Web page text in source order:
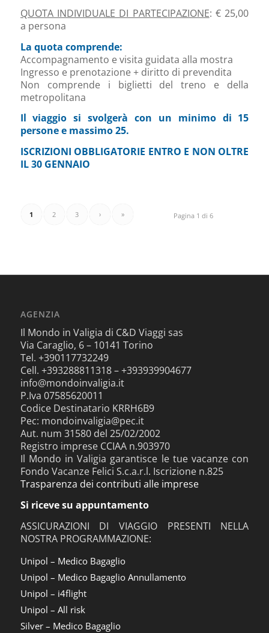
QUOTA INDIVIDUALE DI PARTECIPAZIONE: € 25,00
a persona
La quota comprende:
Accompagnamento e visita guidata alla mostra
Ingresso e prenotazione + diritto di prevendita
Non comprende i biglietti del treno e della
metropolitana
Il viaggio si svolgerà con un minimo di 15
persone e massimo 25.
ISCRIZIONI OBBLIGATORIE ENTRO E NON OLTRE
IL 30 GENNAIO
Pagina 1 di 6
1 2 3 › »
AGENZIA
Il Mondo in Valigia di C&D Viaggi sas
Via Caraglio, 6 – 10141 Torino
Tel. +390117732249
Cell. +393288811318 – +393939904677
info@mondoinvaligia.it
P.Iva 07585620011
Codice Destinatario KRRH6B9
Pec: mondoinvaligia@pec.it
Aut. num 31580 del 25/02/2002
Registro imprese CCIAA n.903970
Il Mondo in Valigia garantisce le tue vacanze con
Fondo Vacanze Felici S.c.a.r.l. Iscrizione n.825
Trasparenza dei contributi alle imprese
Si riceve su appuntamento
ASSICURAZIONI DI VIAGGIO PRESENTI NELLA
NOSTRA PROGRAMMAZIONE:
Unipol – Medico Bagaglio
Unipol – Medico Bagaglio Annullamento
Unipol – i4flight
Unipol – All risk
Silver – Medico Bagaglio